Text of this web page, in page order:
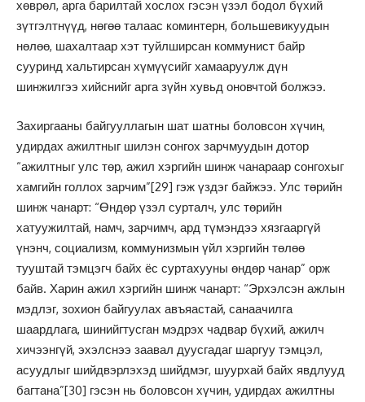
хөврөл, арга барилтай хослох гэсэн үзэл бодол бүхий
зүтгэлтнүүд, нөгөө талаас коминтерн, большевикуудын
нөлөө, шахалтаар хэт туйлширсан коммунист байр
сууринд хальтирсан хүмүүсийг хамааруулж дүн
шинжилгээ хийснийг арга зүйн хувьд оновчтой болжээ.
Захиргааны байгууллагын шат шатны боловсон хүчин,
удирдах ажилтныг шилэн сонгох зарчмуудын дотор
“ажилтныг улс төр, ажил хэргийн шинж чанараар сонгохыг
хамгийн голлох зарчим”[29] гэж үздэг байжээ. Улс төрийн
шинж чанарт: “Өндөр үзэл сурталч, улс төрийн
хатуужилтай, намч, зарчимч, ард түмэндээ хязгааргүй
үнэнч, социализм, коммунизмын үйл хэргийн төлөө
тууштай тэмцэгч байх ёс суртахууны өндөр чанар” орж
байв. Харин ажил хэргийн шинж чанарт: “Эрхэлсэн ажлын
мэдлэг, зохион байгуулах авъяастай, санаачилга
шаардлага, шинийгтусган мэдрэх чадвар бүхий, ажилч
хичээнгүй, эхэлснээ заавал дуусгадаг шаргуу тэмцэл,
асуудлыг шийдвэрлэхэд шийдмэг, шуурхай байх явдлууд
багтана”[30] гэсэн нь боловсон хүчин, удирдах ажилтны